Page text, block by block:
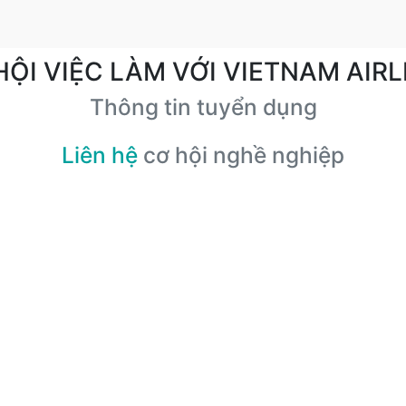
VIỆC LÀM VỚI VIETNAM
Thông tin tuyển dụng
Liên hệ cơ hội nghề nghiệp